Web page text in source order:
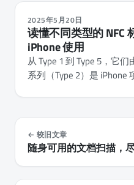
2025年5月20日
读懂不同类型的 NFC
iPhone 使用
从 Type 1 到 Type 5，它
系列（Type 2）是 iPhone
较旧文章
随身可用的文档扫描，